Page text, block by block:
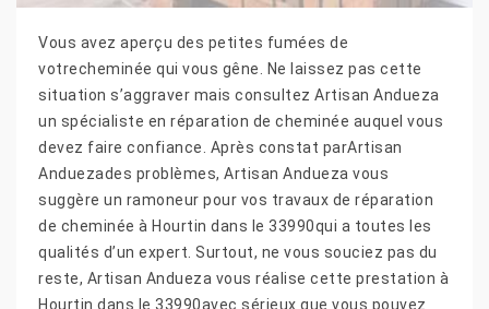
Vous avez aperçu des petites fumées de
votrecheminée qui vous gêne. Ne laissez pas cette
situation s’aggraver mais consultez Artisan Andueza
un spécialiste en réparation de cheminée auquel vous
devez faire confiance. Après constat parArtisan
Anduezades problèmes, Artisan Andueza vous
suggère un ramoneur pour vos travaux de réparation
de cheminée à Hourtin dans le 33990qui a toutes les
qualités d’un expert. Surtout, ne vous souciez pas du
reste, Artisan Andueza vous réalise cette prestation à
Hourtin dans le 33990avec sérieux que vous pouvez